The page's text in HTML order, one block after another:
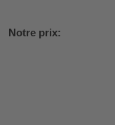
Notre prix: